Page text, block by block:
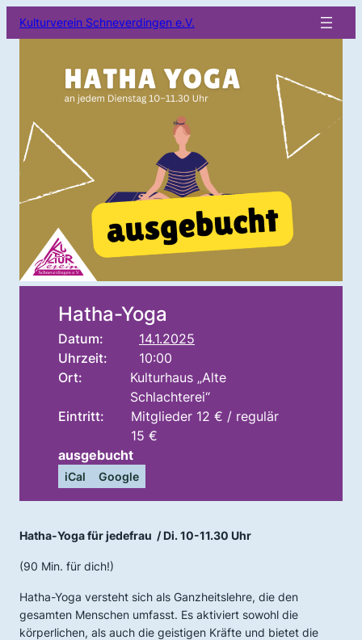
Kulturverein Schneverdingen e.V.
Hatha-Yoga
Datum:
14.1.2025
Uhrzeit:
10:00
Ort:
Kulturhaus „Alte
Schlachterei“
Eintritt:
Mitglieder 12 € / regulär
15 €
ausgebucht
iCal Google
Hatha-Yoga für jedefrau / Di. 10-11.30 Uhr
(90 Min. für dich!)
Hatha-Yoga versteht sich als Ganzheitslehre, die den
gesamten Menschen umfasst. Es aktiviert sowohl die
körperlichen, als auch die geistigen Kräfte und bietet die